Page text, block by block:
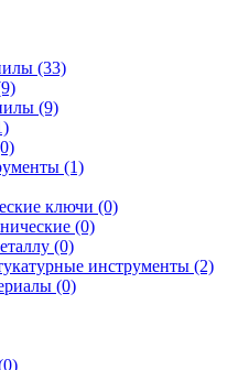
(33)
(9)
(1)
ключи (0)
(0)
(0)
инструменты (2)
(0)